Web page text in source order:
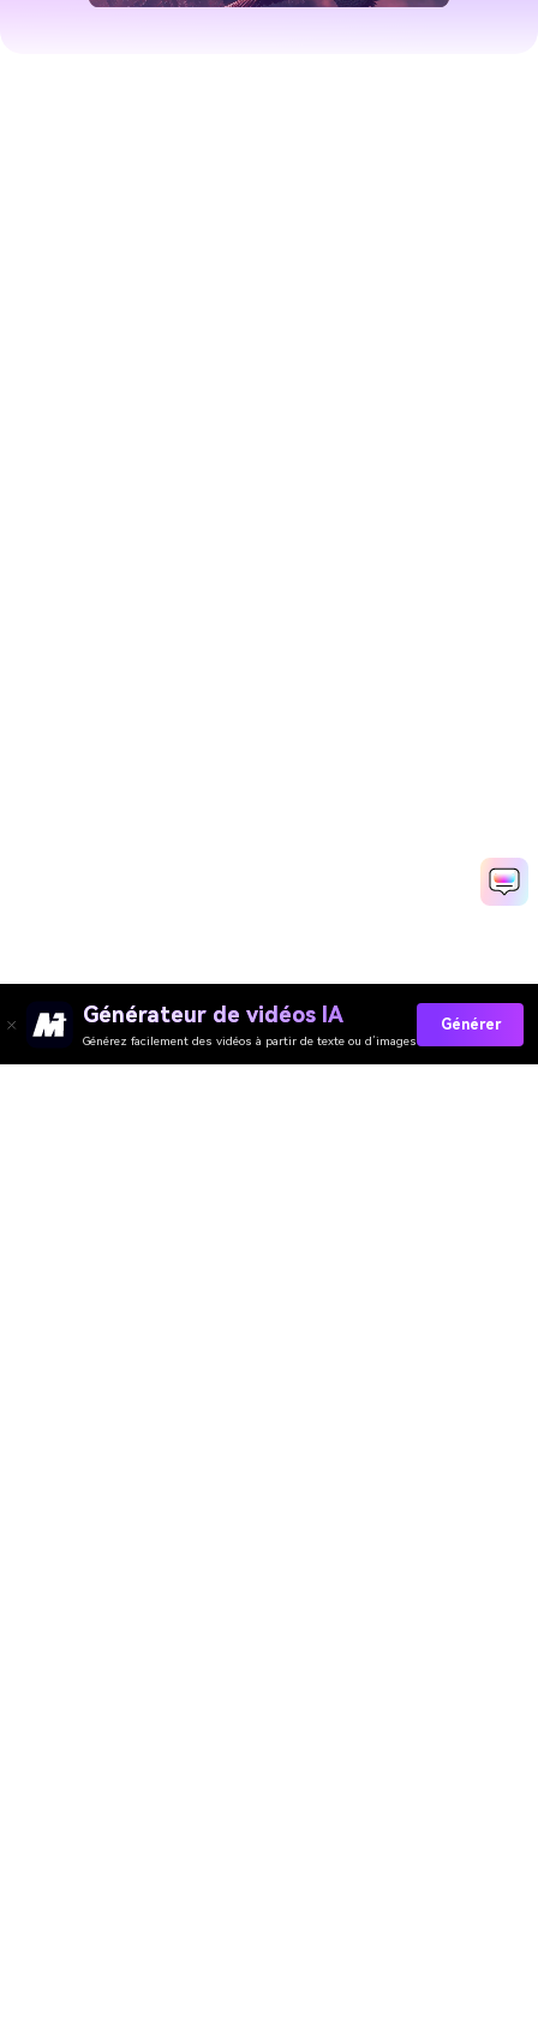
Générateur de vidéos IA
Générez facilement des vidéos à partir de texte ou d’images
Générer